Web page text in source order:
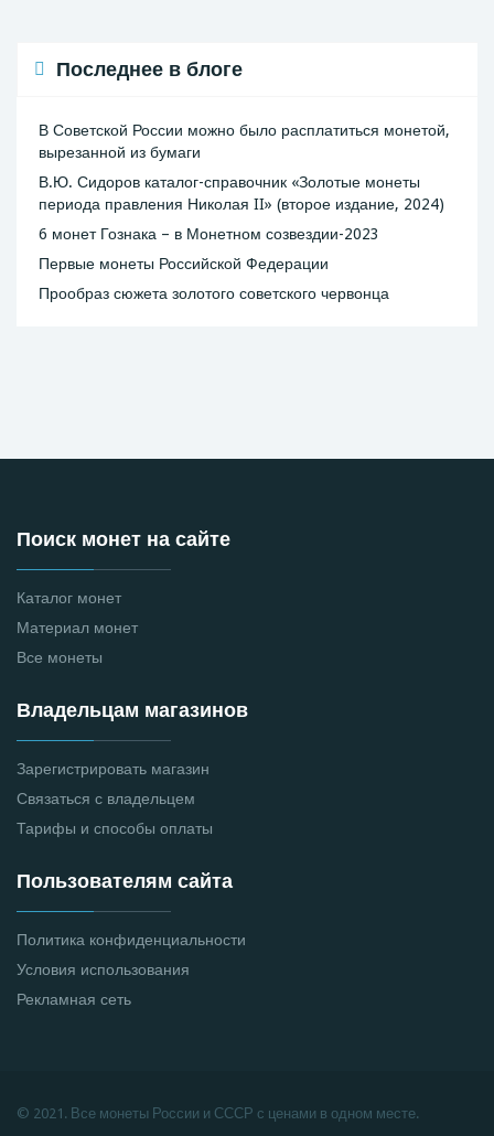
Последнее в блоге
В Советской России можно было расплатиться монетой,
вырезанной из бумаги
В.Ю. Сидоров каталог-справочник «Золотые монеты
периода правления Николая II» (второе издание, 2024)
6 монет Гознака – в Монетном созвездии-2023
Первые монеты Российской Федерации
Прообраз сюжета золотого советского червонца
Поиск монет на сайте
Каталог монет
Материал монет
Все монеты
Владельцам магазинов
Зарегистрировать магазин
Связаться с владельцем
Тарифы и способы оплаты
Пользователям сайта
Политика конфиденциальности
Условия использования
Рекламная сеть
© 2021. Все монеты России и СССР с ценами в одном месте.